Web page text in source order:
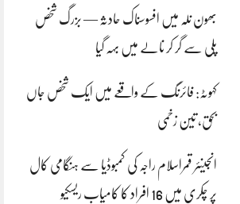
بھون نلہ میں افسوسناک حادثہ — بزرگ شخص
پلی سے گر کر نالے میں بہہ گیا
کہوٹہ: فائرنگ کے واقعے میں ایک شخص جاں
بحق، تین زخمی
انجینئر قمراسلام راجہ کی کمبوڈیا سے ہنگامی کال
پر چکری میں 16 افراد کا کامیاب ریسکیو